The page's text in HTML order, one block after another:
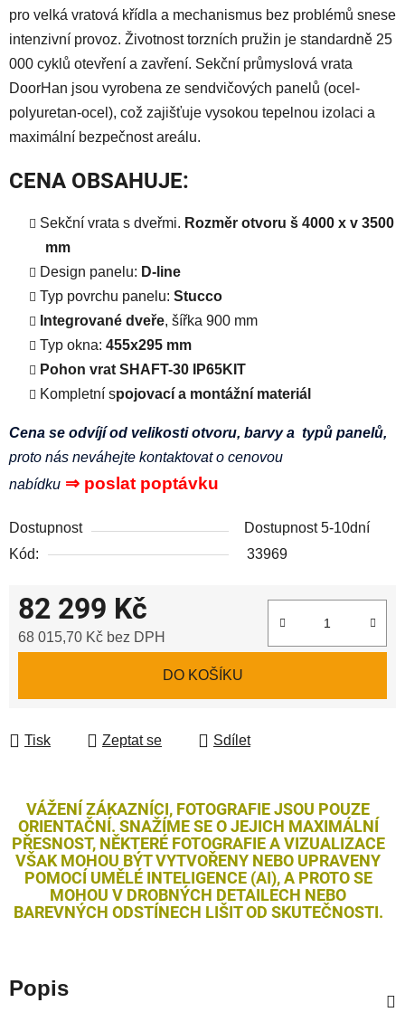
pro velká vratová křídla a mechanismus bez problémů snese
intenzivní provoz. Životnost torzních pružin je standardně 25
000 cyklů otevření a zavření. Sekční průmyslová vrata
DoorHan jsou vyrobena ze sendvičových panelů (ocel-
polyuretan-ocel), což zajišťuje vysokou tepelnou izolaci a
maximální bezpečnost areálu.
CENA OBSAHUJE:
Sekční vrata s dveřmi. Rozměr otvoru š 4000 x v 3500
mm
Design panelu: D-line
Typ povrchu panelu: Stucco
Integrované dveře, šířka 900 mm
Typ okna: 455х295 mm
Pohon vrat SHAFT-30 IP65KIT
Kompletní spojovací a montážní materiál
Cena se odvíjí od velikosti otvoru, barvy a typů panelů,
proto nás neváhejte kontaktovat o cenovou
nabídku ⇒ poslat poptávku
Dostupnost
Dostupnost 5-10dní
Kód:
33969
82 299 Kč
68 015,70 Kč bez DPH
DO KOŠÍKU
Tisk Zeptat se Sdílet
VÁŽENÍ ZÁKAZNÍCI, FOTOGRAFIE JSOU POUZE
ORIENTAČNÍ. SNAŽÍME SE O JEJICH MAXIMÁLNÍ
PŘESNOST, NĚKTERÉ FOTOGRAFIE A VIZUALIZACE
VŠAK MOHOU BÝT VYTVOŘENY NEBO UPRAVENY
POMOCÍ UMĚLÉ INTELIGENCE (AI), A PROTO SE
MOHOU V DROBNÝCH DETAILECH NEBO
BAREVNÝCH ODSTÍNECH LIŠIT OD SKUTEČNOSTI.
Popis